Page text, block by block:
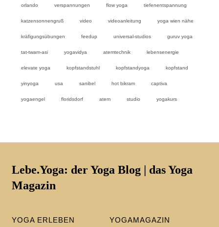
orlando verspannungen flow yoga tiefenentspannung
katzensonnengruß video videoanleitung yoga wien nähe
kräfigungsübungen feedup universal-studios guruv yoga
tat-twam-asi yogavidya atemtechnik lebensenergie
elevate yoga kopfstandstuhl kopfstandyoga kopfstand
yinyoga usa sanibel hot bikram captiva
yogaengel floridsdorf atem studio yogakurs
Lebe.Yoga: der Yoga Blog | das Yoga
Magazin
YOGA ERLEBEN YOGAMAGAZIN